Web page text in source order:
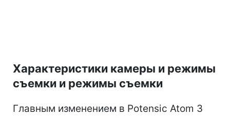
Характеристики камеры и режимы
съемки и режимы съемки
Главным изменением в Potensic Atom 3